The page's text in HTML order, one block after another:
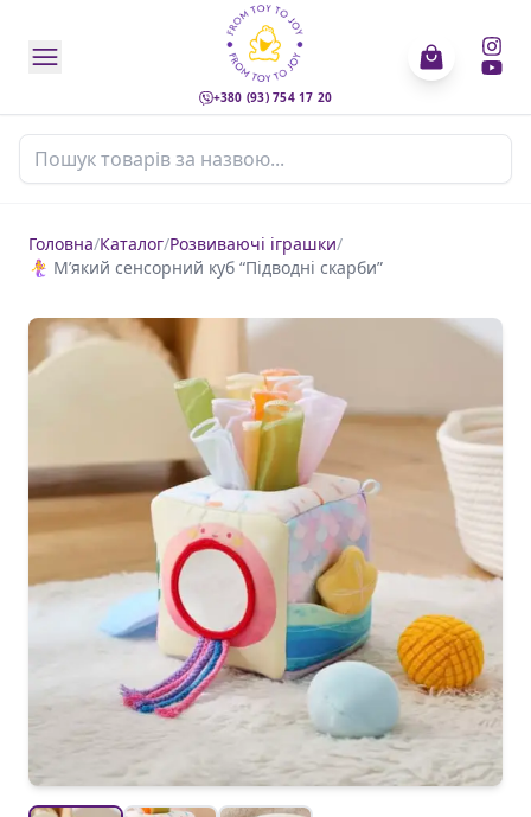
+380 (93) 754 17 20
Пошук товарів
Головна/Каталог/Розвиваючі іграшки/
🧜‍♀️ М’який сенсорний куб “Підводні скарби”